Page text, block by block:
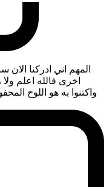
المهم اني ادركنا
اخرى فالله اعلم
واكتنوا به هو اللوح